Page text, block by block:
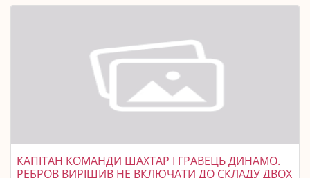
КАПІТАН КОМАНДИ ШАХТАР І ГРАВЕЦЬ ДИНАМО.
РЕБРОВ ВИРІШИВ НЕ ВКЛЮЧАТИ ДО СКЛАДУ ДВОХ